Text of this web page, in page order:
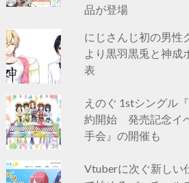
品が登場
にじさんじ初の男性
より黒羽黒兎と神成
表
えのぐ 1stシングル
約開始 発売記念イ
手会』の開催も
Vtuberに次ぐ新しい